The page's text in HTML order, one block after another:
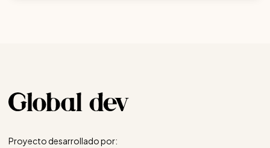
Proyecto desarrollado por: